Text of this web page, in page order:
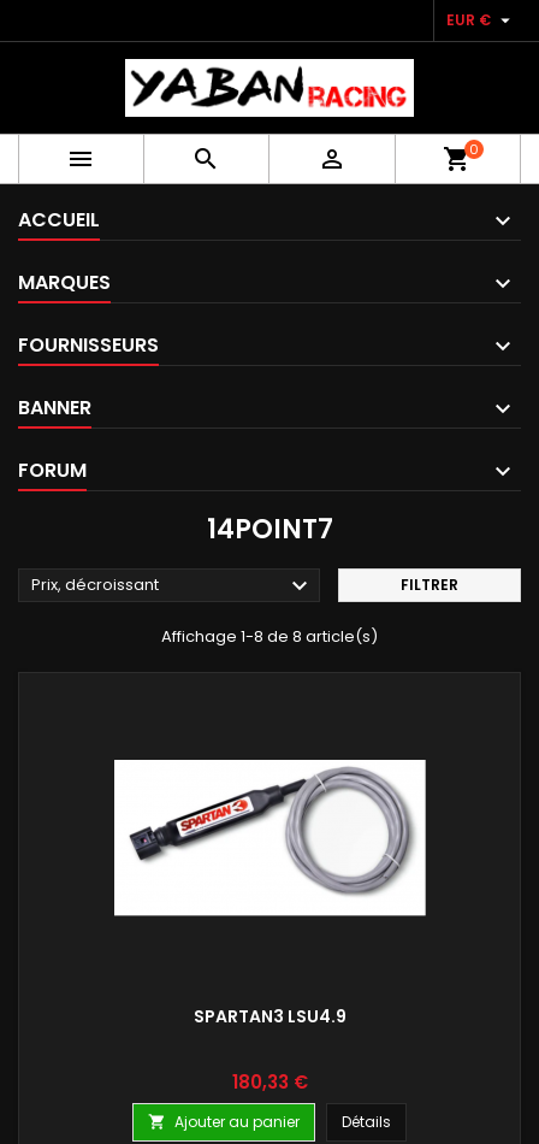
EUR € 
   shopping_cart0
ACCUEIL
MARQUES
FOURNISSEURS
BANNER
FORUM
14POINT7
Prix, décroissant  FILTRER
Affichage 1-8 de 8 article(s)
SPARTAN3 LSU4.9
Prix
180,33 €
 Ajouter au panier Détails